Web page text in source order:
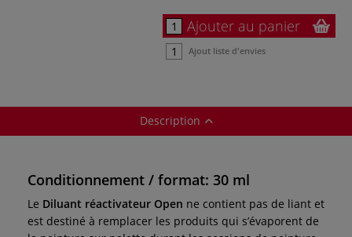
Ajouter au panier
Ajout liste d'envies
Description
Conditionnement / format: 30 ml
Le Diluant réactivateur Open ne contient pas de liant et
est destiné à remplacer les produits qui s’évaporent de